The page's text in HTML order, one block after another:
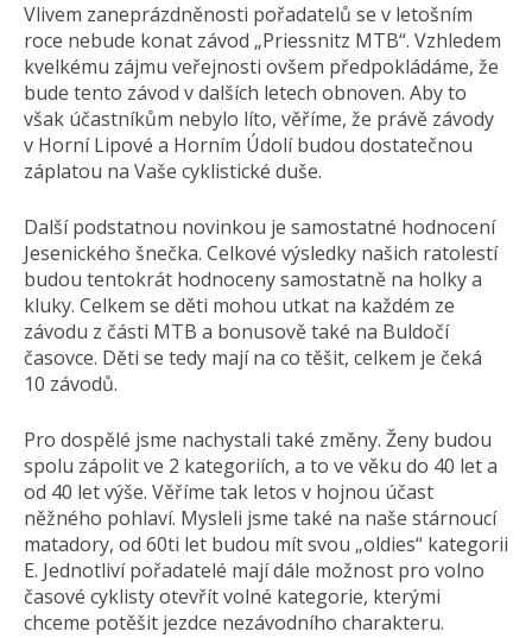
Vlivem zaneprázdněnosti pořadatelů se v letošním
roce nebude konat závod „Priessnitz MTB“. Vzhledem
kvelkému zájmu veřejnosti ovšem předpokládáme, že
bude tento závod v dalších letech obnoven. Aby to
však účastníkům nebylo líto, věříme, že právě závody
v Horní Lipové a Horním Údolí budou dostatečnou
záplatou na Vaše cyklistické duše.
Další podstatnou novinkou je samostatné hodnocení
Jesenického šnečka. Celkové výsledky našich ratolestí
budou tentokrát hodnoceny samostatně na holky a
kluky. Celkem se děti mohou utkat na každém ze
závodu z části MTB a bonusově také na Buldočí
časovce. Děti se tedy mají na co těšit, celkem je čeká
10 závodů.
Pro dospělé jsme nachystali také změny. Ženy budou
spolu zápolit ve 2 kategoriích, a to ve věku do 40 let a
od 40 let výše. Věříme tak letos v hojnou účast
něžného pohlaví. Mysleli jsme také na naše stárnoucí
matadory, od 60ti let budou mít svou „oldies“ kategorii
E. Jednotliví pořadatelé mají dále možnost pro volno
časové cyklisty otevřít volné kategorie, kterými
chceme potěšit jezdce nezávodního charakteru.